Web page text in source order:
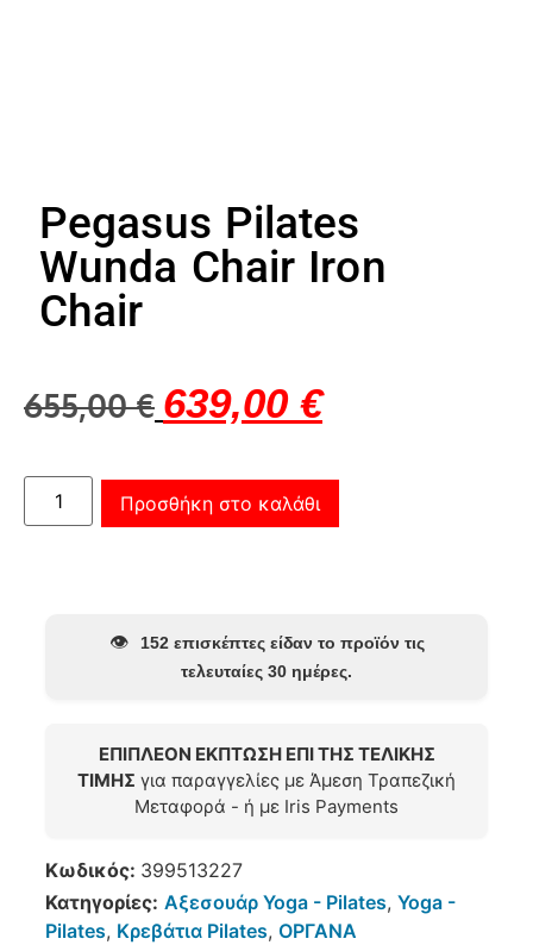
Pegasus Pilates
Wunda Chair Iron
Chair
655,00€ 639,00 €
Προσθήκη στο καλάθι
👁️
152 επισκέπτες είδαν το προϊόν τις
τελευταίες 30 ημέρες.
ΕΠΙΠΛΕΟΝ ΕΚΠΤΩΣΗ ΕΠΙ ΤΗΣ ΤΕΛΙΚΗΣ
ΤΙΜΗΣ για παραγγελίες με Άμεση Τραπεζική
Μεταφορά - ή με Iris Payments
Κωδικός: 399513227
Κατηγορίες: Αξεσουάρ Yoga - Pilates, Yoga -
Pilates, Κρεβάτια Pilates, ΟΡΓΑΝΑ